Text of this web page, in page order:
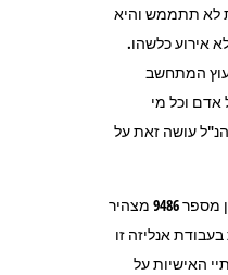
לא תתממש והיא
אירוע כלשהו.
המתחשב
אדם וכל מי
עושה זאת על
אני, בועז אילון בעל רישיון מספר 9486 מצהיר
אנליזה זו
האישיות על